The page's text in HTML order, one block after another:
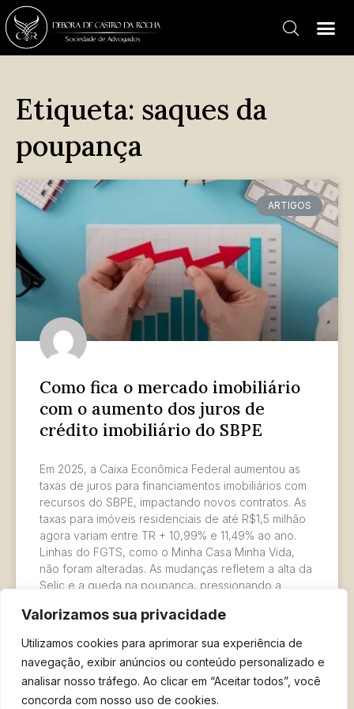
Valorizamos sua privacidade
Utilizamos cookies para aprimorar sua experiência de
navegação, exibir anúncios ou conteúdo personalizado e
analisar nosso tráfego. Ao clicar em “Aceitar todos”, você
concorda com nosso uso de cookies.
Etiqueta: saques da
poupança
ARTIGOS
Como fica o mercado imobiliário
com o aumento dos juros de
crédito imobiliário do SBPE
Em 2025, a Caixa Econômica Federal aumentou as
taxas de juros para financiamentos imobiliários com
recursos do SBPE, impactando novos contratos. As
taxas para imóveis residenciais de até R$1,5 milhão
agora variam entre TR + 10,99% e 11,49% ao ano.
Linhas do FGTS, como o Minha Casa Minha Vida,
não foram alteradas. As mudanças refletem a alta da
Selic e a queda na poupança, pressionando a
desafios e busca alternativas como o financiamento
LER MAIS »